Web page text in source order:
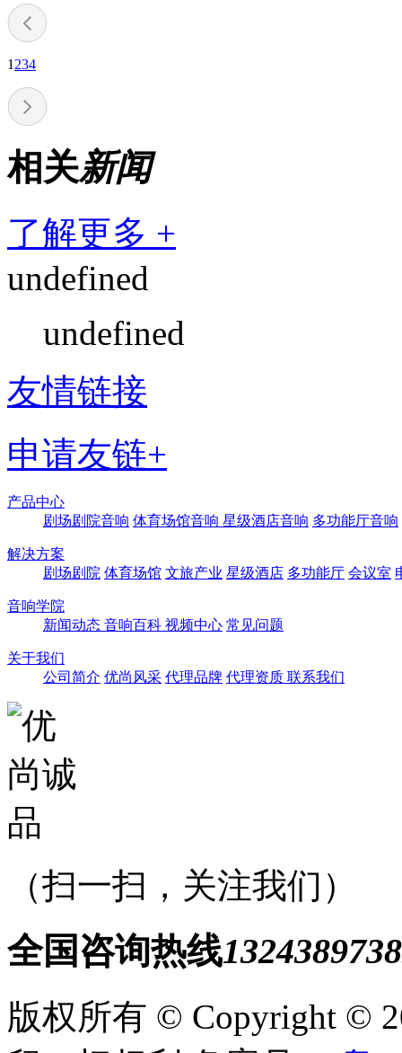
1 234
相关新闻
了解更多 +
undefined
undefined
友情链接
申请友链+
产品中心
剧场剧院音响 体育场馆音响 星级酒店音响 多功能厅音响
解决方案
剧场剧院 体育场馆 文旅产业 星级酒店 多功能厅 会议室
音响学院
新闻动态 音响百科 视频中心 常见问题
关于我们
公司简介 优尚风采 代理品牌 代理资质 联系我们
（扫一扫，关注我们）
全国咨询热线
版权所有 © Copyright ©